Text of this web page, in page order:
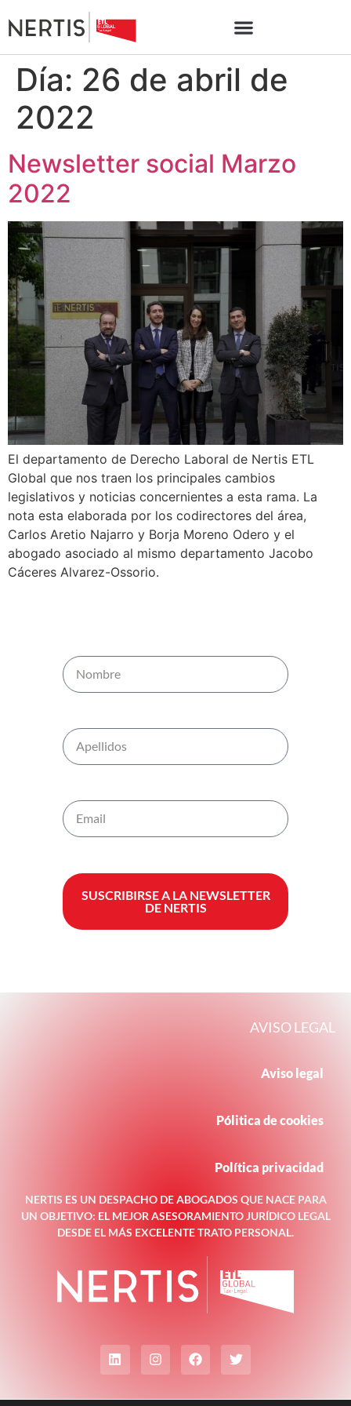
Día: 26 de abril de
2022
Newsletter social Marzo
2022
El departamento de Derecho Laboral de Nertis ETL
Global que nos traen los principales cambios
legislativos y noticias concernientes a esta rama. La
nota esta elaborada por los codirectores del área,
Carlos Aretio Najarro y Borja Moreno Odero y el
abogado asociado al mismo departamento Jacobo
Cáceres Alvarez-Ossorio.
SUSCRIBIRSE A LA NEWSLETTER
DE NERTIS
NERTIS ES UN DESPACHO DE ABOGADOS QUE NACE PARA
UN OBJETIVO: EL MEJOR ASESORAMIENTO JURÍDICO LEGAL
DESDE EL MÁS EXCELENTE TRATO PERSONAL.
AVISO LEGAL
Aviso legal
Pólitica de cookies
Política privacidad